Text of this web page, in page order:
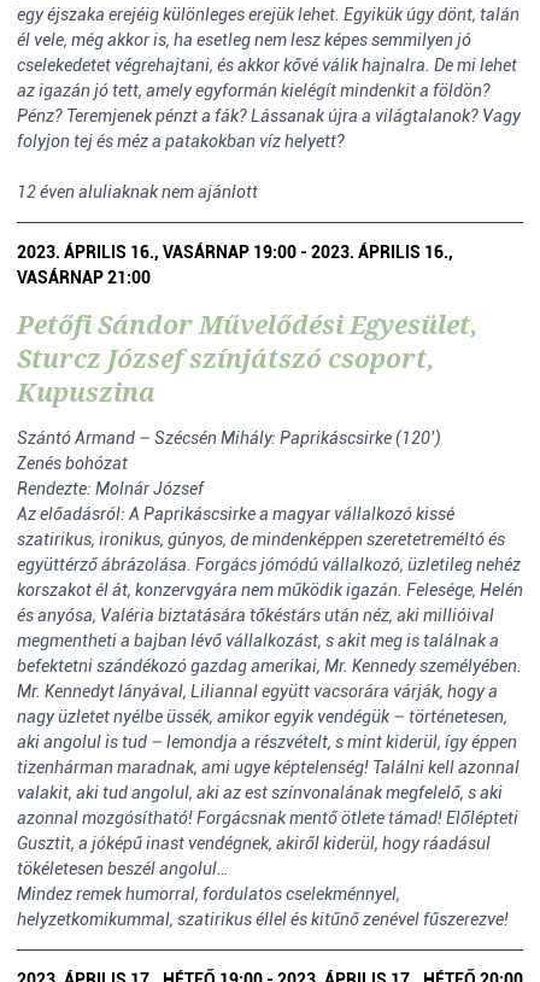
egy éjszaka erejéig különleges erejük lehet. Egyikük úgy dönt, talán
él vele, még akkor is, ha esetleg nem lesz képes semmilyen jó
cselekedetet végrehajtani, és akkor kővé válik hajnalra. De mi lehet
az igazán jó tett, amely egyformán kielégít mindenkit a földön?
Pénz? Teremjenek pénzt a fák? Lássanak újra a világtalanok? Vagy
folyjon tej és méz a patakokban víz helyett?
12 éven aluliaknak nem ajánlott
2023. ÁPRILIS 16., VASÁRNAP 19:00 - 2023. ÁPRILIS 16.,
VASÁRNAP 21:00
Petőfi Sándor Művelődési Egyesület,
Sturcz József színjátszó csoport,
Kupuszina
Szántó Armand – Szécsén Mihály: Paprikáscsirke (120’)
Zenés bohózat
Rendezte: Molnár József
Az előadásról: A Paprikáscsirke a magyar vállalkozó kissé
szatirikus, ironikus, gúnyos, de mindenképpen szeretetreméltó és
együttérző ábrázolása. Forgács jómódú vállalkozó, üzletileg nehéz
korszakot él át, konzervgyára nem működik igazán. Felesége, Helén
és anyósa, Valéria biztatására tőkéstárs után néz, aki millióival
megmentheti a bajban lévő vállalkozást, s akit meg is találnak a
befektetni szándékozó gazdag amerikai, Mr. Kennedy személyében.
Mr. Kennedyt lányával, Liliannal együtt vacsorára várják, hogy a
nagy üzletet nyélbe üssék, amikor egyik vendégük – történetesen,
aki angolul is tud – lemondja a részvételt, s mint kiderül, így éppen
tizenhárman maradnak, ami ugye képtelenség! Találni kell azonnal
valakit, aki tud angolul, aki az est színvonalának megfelelő, s aki
azonnal mozgósítható! Forgácsnak mentő ötlete támad! Előlépteti
Gusztit, a jóképű inast vendégnek, akiről kiderül, hogy ráadásul
tökéletesen beszél angolul…
Mindez remek humorral, fordulatos cselekménnyel,
helyzetkomikummal, szatirikus éllel és kitűnő zenével fűszerezve!